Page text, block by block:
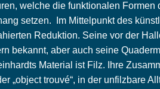
welche die funktionalen
setzen. Im Mittelpunkt des
Reduktion. Seine vor der
bekannt, aber auch seine
Material ist Filz. Ihre
„object trouvé“, in der unfilzbare